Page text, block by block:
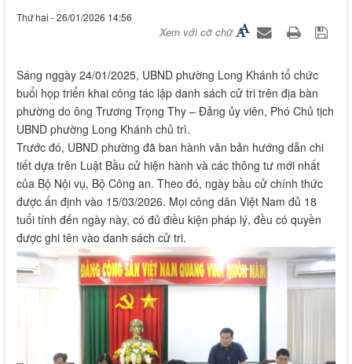
Thứ hai - 26/01/2026 14:56
Xem với cỡ chữ
Sáng nggày 24/01/2025, UBND phường Long Khánh tổ chức
buổi họp triển khai công tác lập danh sách cử tri trên địa bàn
phường do ông Trương Trọng Thy – Đảng ủy viên, Phó Chủ tịch
UBND phường Long Khánh chủ trì.
Trước đó, UBND phường đã ban hành văn bản hướng dẫn chi
tiết dựa trên Luật Bầu cử hiện hành và các thông tư mới nhất
của Bộ Nội vụ, Bộ Công an. Theo đó, ngày bầu cử chính thức
được ấn định vào 15/03/2026. Mọi công dân Việt Nam đủ 18
tuổi tính đến ngày này, có đủ điều kiện pháp lý, đều có quyền
được ghi tên vào danh sách cử tri.